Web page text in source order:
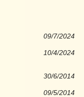
09/7/2024
10/4/2024
30/6/2014
09/5/2014